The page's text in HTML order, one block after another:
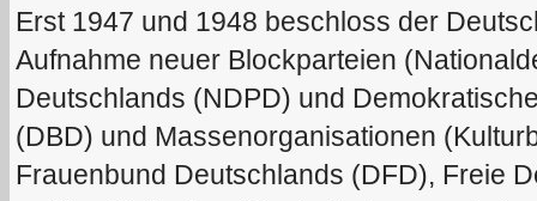
Erst 1947 und 1948 beschloss der
Aufnahme neuer Blockparteien
Deutschlands (NDPD) und
(DBD) und Massenorganisationen
Frauenbund Deutschlands (DFD), Freie